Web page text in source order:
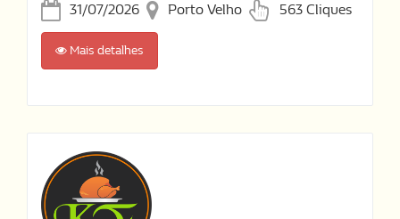
31/07/2026 Porto Velho 563 Cliques
Mais detalhes